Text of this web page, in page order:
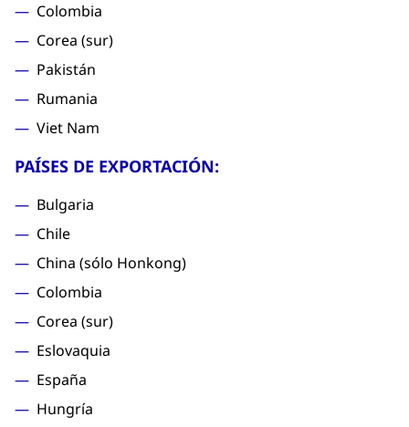
Colombia
Corea (sur)
Pakistán
Rumania
Viet Nam
PAÍSES DE EXPORTACIÓN:
Bulgaria
Chile
China (sólo Honkong)
Colombia
Corea (sur)
Eslovaquia
España
Hungría